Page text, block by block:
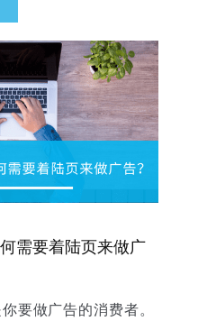
需要着陆页来做广
要做广告的消费者。